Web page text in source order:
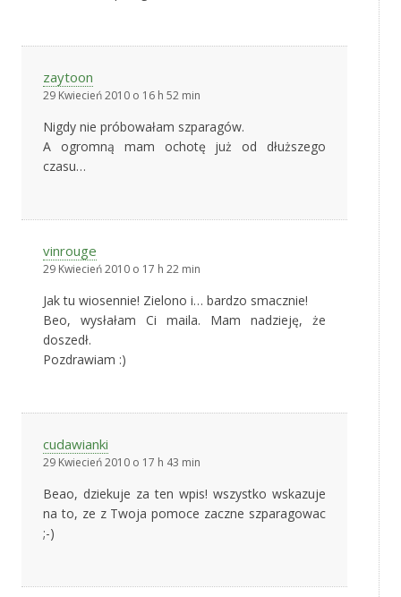
zaytoon
29 Kwiecień 2010 o 16 h 52 min
Nigdy nie próbowałam szparagów.
A ogromną mam ochotę już od dłuższego
czasu…
vinrouge
29 Kwiecień 2010 o 17 h 22 min
Jak tu wiosennie! Zielono i… bardzo smacznie!
Beo, wysłałam Ci maila. Mam nadzieję, że
doszedł.
Pozdrawiam :)
cudawianki
29 Kwiecień 2010 o 17 h 43 min
Beao, dziekuje za ten wpis! wszystko wskazuje
na to, ze z Twoja pomoce zaczne szparagowac
;-)